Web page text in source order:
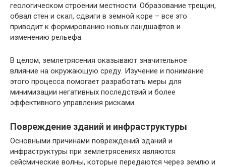
геологическом строении местности. Образование трещин,
обвал стен и скал, сдвиги в земной коре – все это
приводит к формированию новых ландшафтов и
изменению рельефа.
В целом, землетрясения оказывают значительное
влияние на окружающую среду. Изучение и понимание
этого процесса помогает разработать меры для
минимизации негативных последствий и более
эффективного управления рисками.
Повреждение зданий и инфраструктуры
Основными причинами повреждений зданий и
инфраструктуры при землетрясениях являются
сейсмические волны, которые передаются через землю и